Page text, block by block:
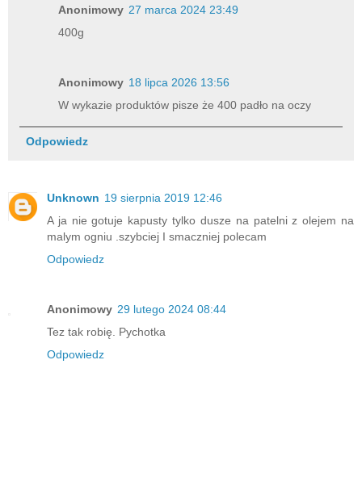
Anonimowy 27 marca 2024 23:49
400g
Anonimowy 18 lipca 2026 13:56
W wykazie produktów pisze że 400 padło na oczy
Odpowiedz
Unknown 19 sierpnia 2019 12:46
A ja nie gotuje kapusty tylko dusze na patelni z olejem na
malym ogniu .szybciej I smaczniej polecam
Odpowiedz
Anonimowy 29 lutego 2024 08:44
Tez tak robię. Pychotka
Odpowiedz